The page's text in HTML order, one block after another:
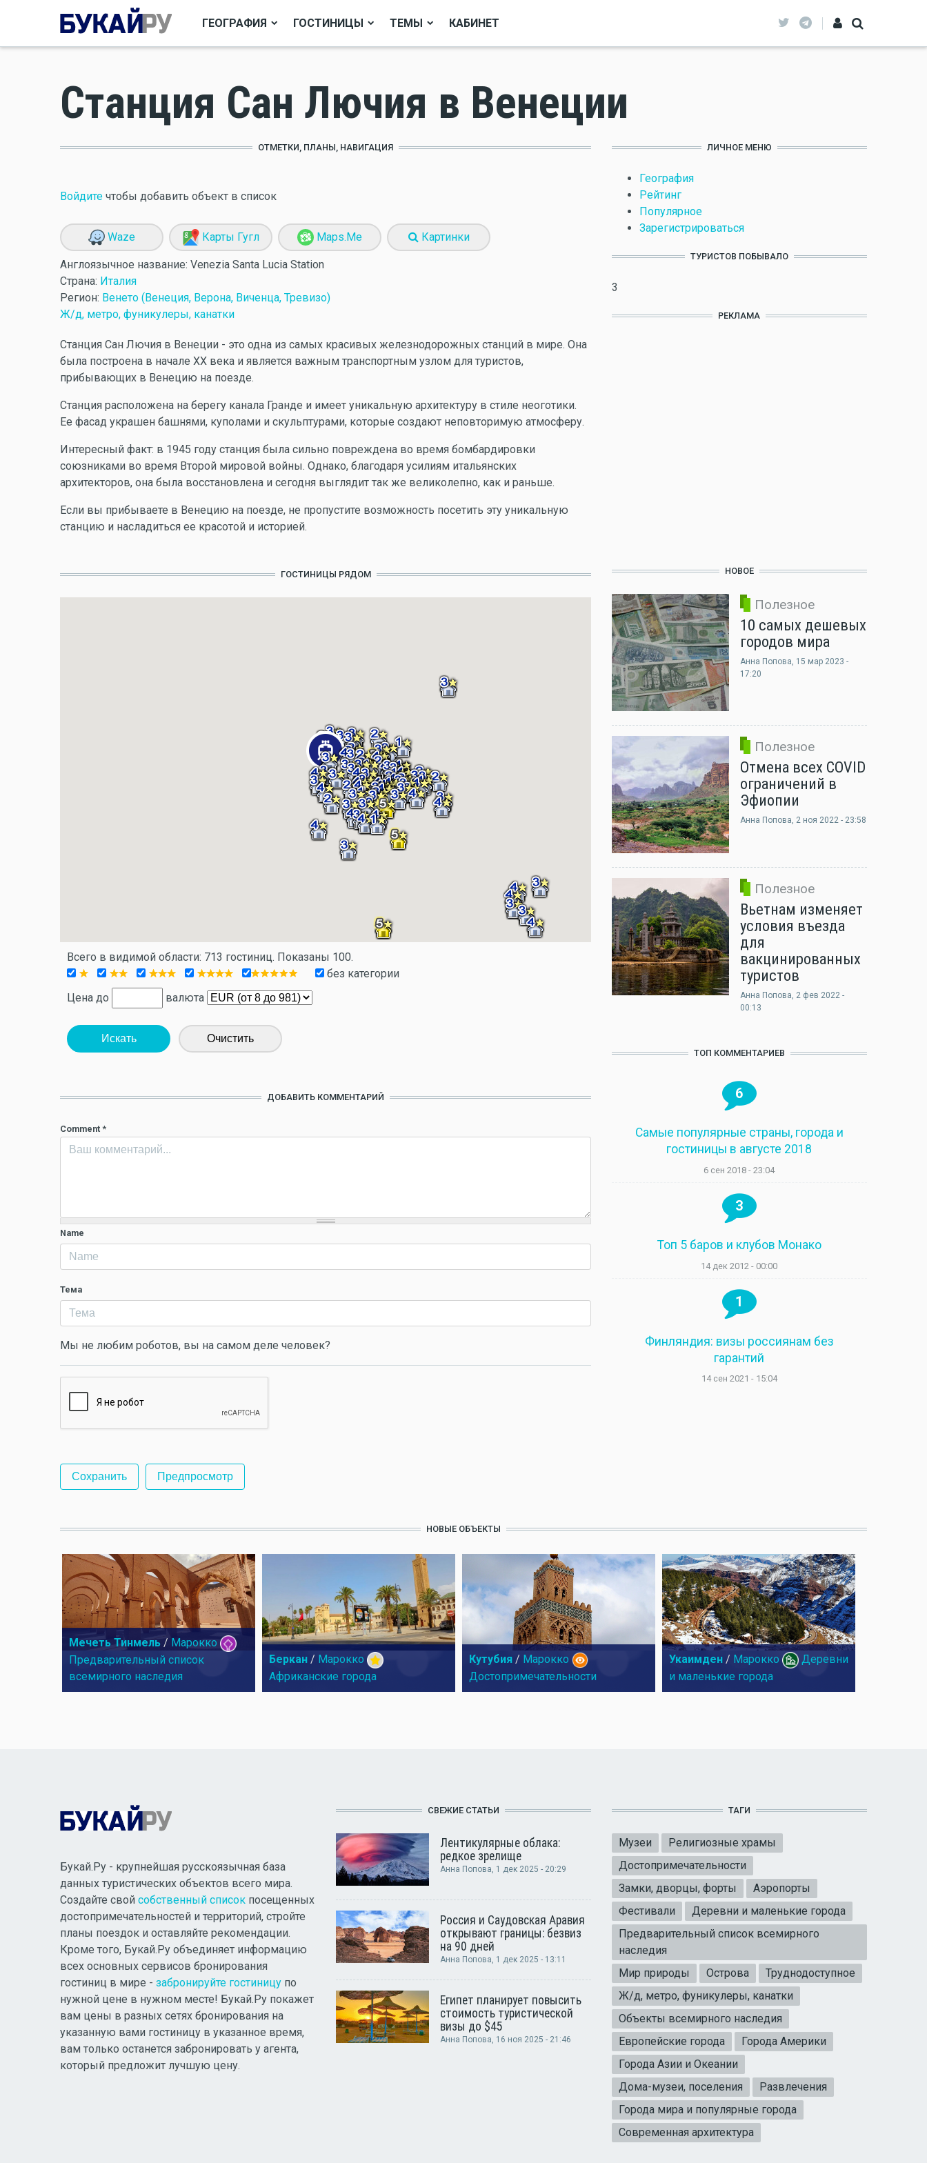
ГЕОГРАФИЯ ГОСТИНИЦЫ ТЕМЫ КАБИНЕТ
Станция Сан Лючия в Венеции
ОТМЕТКИ, ПЛАНЫ, НАВИГАЦИЯ
Войдите чтобы добавить объект в список
Waze Карты Гугл Maps.Me Картинки
Англоязычное название: Venezia Santa Lucia Station
Страна: Италия
Регион: Венето (Венеция, Верона, Виченца, Тревизо)
Ж/д, метро, фуникулеры, канатки
Станция Сан Лючия в Венеции - это одна из самых красивых железнодорожных станций в мире. Она
была построена в начале XX века и является важным транспортным узлом для туристов,
прибывающих в Венецию на поезде.
Станция расположена на берегу канала Гранде и имеет уникальную архитектуру в стиле неоготики.
Ее фасад украшен башнями, куполами и скульптурами, которые создают неповторимую атмосферу.
Интересный факт: в 1945 году станция была сильно повреждена во время бомбардировки
союзниками во время Второй мировой войны. Однако, благодаря усилиям итальянских
архитекторов, она была восстановлена и сегодня выглядит так же великолепно, как и раньше.
Если вы прибываете в Венецию на поезде, не пропустите возможность посетить эту уникальную
станцию и насладиться ее красотой и историей.
ГОСТИНИЦЫ РЯДОМ
Всего в видимой области: 713 гостиниц. Показаны 100.
без категории
Цена до
валюта
Искать Очистить
ДОБАВИТЬ КОММЕНТАРИЙ
Comment *
Name
Тема
Мы не любим роботов, вы на самом деле человек?
ЛИЧНОЕ МЕНЮ
География
Рейтинг
Популярное
Зарегистрироваться
ТУРИСТОВ ПОБЫВАЛО
3
РЕКЛАМА
НОВОЕ
Полезное
10 самых дешевых
городов мира
Анна Попова, 15 мар 2023 -
17:20
Полезное
Отмена всех COVID
ограничений в
Эфиопии
Анна Попова, 2 ноя 2022 - 23:58
Полезное
Вьетнам изменяет
условия въезда
для
вакцинированных
туристов
Анна Попова, 2 фев 2022 -
00:13
ТОП КОММЕНТАРИЕВ
6
Самые популярные страны, города и
гостиницы в августе 2018
6 сен 2018 - 23:04
3
Топ 5 баров и клубов Монако
14 дек 2012 - 00:00
1
Финляндия: визы россиянам без
гарантий
14 сен 2021 - 15:04
НОВЫЕ ОБЪЕКТЫ
Мечеть Тинмель / Марокко
Предварительный список
всемирного наследия
Беркан / Марокко
Африканские города
Кутубия / Марокко
Достопримечательности
Укаимден / Марокко
Деревни
и маленькие города
Букай.Ру - крупнейшая русскоязычная база
данных туристических объектов всего мира.
Создайте свой собственный список посещенных
достопримечательностей и территорий, стройте
планы поездок и оставляйте рекомендации.
Кроме того, Букай.Ру объединяет информацию
всех основных сервисов бронирования
гостиниц в мире - забронируйте гостиницу по
нужной цене в нужном месте! Букай.Ру покажет
вам цены в разных сетях бронирования на
указанную вами гостиницу в указанное время,
вам только останется забронировать у агента,
который предложит лучшую цену.
СВЕЖИЕ СТАТЬИ
Лентикулярные облака:
редкое зрелище
Анна Попова, 1 дек 2025 - 20:29
Россия и Саудовская Аравия
открывают границы: безвиз
на 90 дней
Анна Попова, 1 дек 2025 - 13:11
Египет планирует повысить
стоимость туристической
визы до $45
Анна Попова, 16 ноя 2025 - 21:46
ТАГИ
Музеи
Религиозные храмы
Достопримечательности
Замки, дворцы, форты
Аэропорты
Фестивали
Деревни и маленькие города
Предварительный список всемирного
наследия
Мир природы
Острова
Труднодоступное
Ж/д, метро, фуникулеры, канатки
Объекты всемирного наследия
Европейские города
Города Америки
Города Азии и Океании
Дома-музеи, поселения
Развлечения
Города мира и популярные города
Современная архитектура